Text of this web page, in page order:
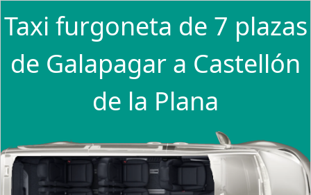
Taxi furgoneta de 7 plazas
de Galapagar a Castellón
de la Plana